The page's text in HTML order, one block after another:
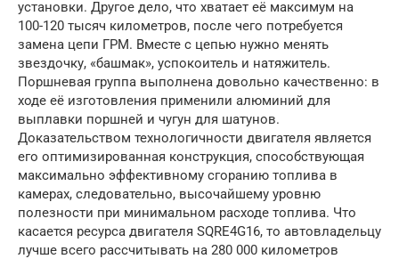
установки. Другое дело, что хватает её максимум на
100-120 тысяч километров, после чего потребуется
замена цепи ГРМ. Вместе с цепью нужно менять
звездочку, «башмак», успокоитель и натяжитель.
Поршневая группа выполнена довольно качественно: в
ходе её изготовления применили алюминий для
выплавки поршней и чугун для шатунов.
Доказательством технологичности двигателя является
его оптимизированная конструкция, способствующая
максимально эффективному сгоранию топлива в
камерах, следовательно, высочайшему уровню
полезности при минимальном расходе топлива. Что
касается ресурса двигателя SQRE4G16, то автовладельцу
лучше всего рассчитывать на 280 000 километров